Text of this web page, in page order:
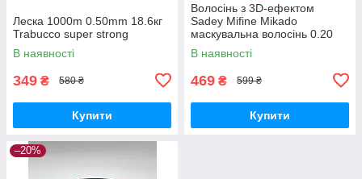
Леска 1000m 0.50mm 18.6кг
Trabucco super strong
В наявності
349 ₴ 580 ₴
Купити
Волосінь з 3D-ефектом
Sadey Mifine Mikado
маскувальна волосінь 0.20
мм 600 м
В наявності
469 ₴ 599 ₴
Купити
–20%